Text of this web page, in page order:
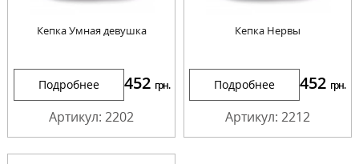
Кепка Умная девушка
Подробнее 452 грн.
Артикул: 2202
Кепка Нервы
Подробнее 452 грн.
Артикул: 2212